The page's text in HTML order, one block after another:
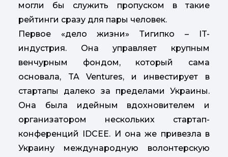
могли бы служить пропуском в такие
рейтинги сразу для пары человек.
Первое «дело жизни» Тигипко
– IT-
индустрия. Она управляет крупным
венчурным фондом, который сама
основала, TA Ventures, и инвестирует в
стартапы далеко за пределами Украины.
Она была идейным вдохновителем и
организатором нескольких стартап-
конференций IDCEE. И она же привезла в
Украину международную волонтерскую